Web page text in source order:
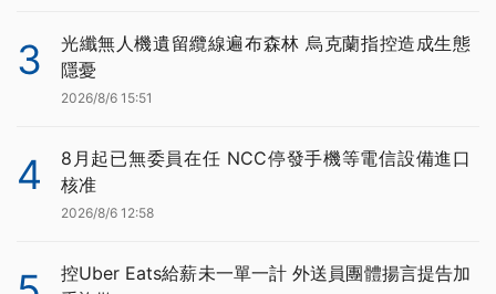
3
光纖無人機遺留纜線遍布森林 烏克蘭指控造成生態
隱憂
2026/8/6 15:51
4
8月起已無委員在任 NCC停發手機等電信設備進口
核准
2026/8/6 12:58
控Uber Eats給薪未一單一計 外送員團體揚言提告加